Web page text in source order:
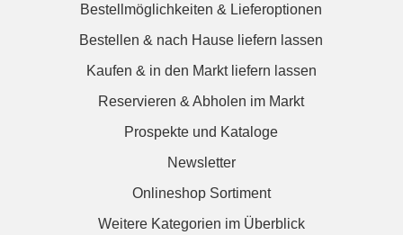
Bestellmöglichkeiten & Lieferoptionen
Bestellen & nach Hause liefern lassen
Kaufen & in den Markt liefern lassen
Reservieren & Abholen im Markt
Prospekte und Kataloge
Newsletter
Onlineshop Sortiment
Weitere Kategorien im Überblick